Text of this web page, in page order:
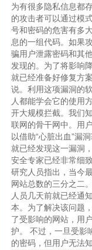
为有很多隐私信息都
的攻击者可以通过模
号和密码的危害有多
息的一组代码。如果
骗用户泄露密码和其
发现的。为了将影响
就已经准备好修复方
说。利用这项漏洞的
人都能学会它的使用
开大规模拦截。我们
联网的骨干网中。用
以借助“心脏出血”漏
就已经发现这一漏洞
安全专家已经非常细
研究人员指出，当今
网站总数的三分之二
人员几天前就已经通
本。为了解决该问题
了受影响的网站，用
护。 不过，一旦受影
的密码，但用户无法